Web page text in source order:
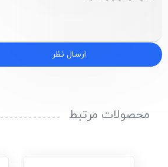
ارسال نظر
محصولات مرتبط